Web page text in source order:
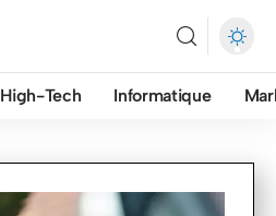
High-Tech Informatique